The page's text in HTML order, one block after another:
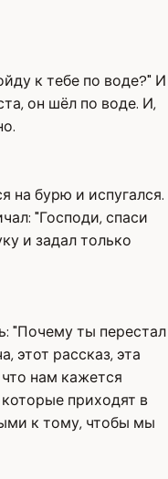
к тебе по воде?" И
он шёл по воде. И,
на бурю и испугался.
"Господи, спаси
и задал только
"Почему ты перестал
этот рассказ, эта
нам кажется
приходят в
к тому, чтобы мы